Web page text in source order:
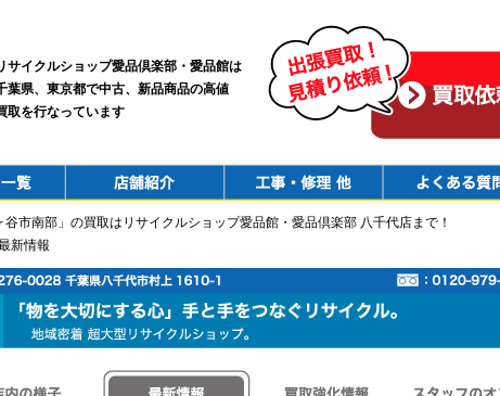
サイクルショップ愛品倶楽部・愛品館は
葉県、東京都で中古、新品商品の高値
取を行なっています
市南部」の買取はリサイクルショップ愛品館・愛品倶楽部 八千代店まで！
新情報